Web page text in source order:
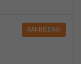
AANBIEDING